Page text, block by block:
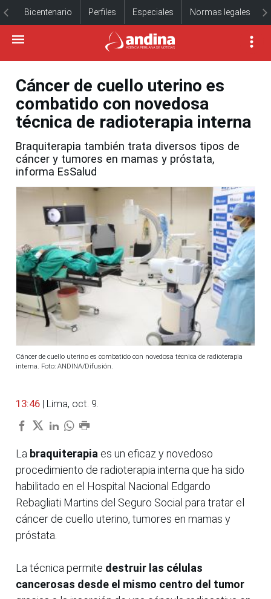
Bicentenario Perfiles Especiales Normas legales
Cáncer de cuello uterino es
combatido con novedosa
técnica de radioterapia interna
Braquiterapia también trata diversos tipos de
cáncer y tumores en mamas y próstata,
informa EsSalud
Cáncer de cuello uterino es combatido con novedosa técnica de radioterapia
interna. Foto: ANDINA/Difusión.
13:46 | Lima, oct. 9.
La braquiterapia es un eficaz y novedoso
procedimiento de radioterapia interna que ha sido
habilitado en el Hospital Nacional Edgardo
Rebagliati Martins del Seguro Social para tratar el
cáncer de cuello uterino, tumores en mamas y
próstata.
La técnica permite destruir las células
cancerosas desde el mismo centro del tumor